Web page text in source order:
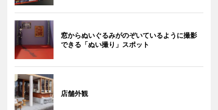
窓からぬいぐるみがのぞいているように撮影
できる「ぬい撮り」スポット
店舗外観